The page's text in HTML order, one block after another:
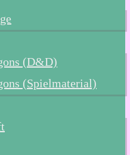
(D&D)
(Spielmaterial)